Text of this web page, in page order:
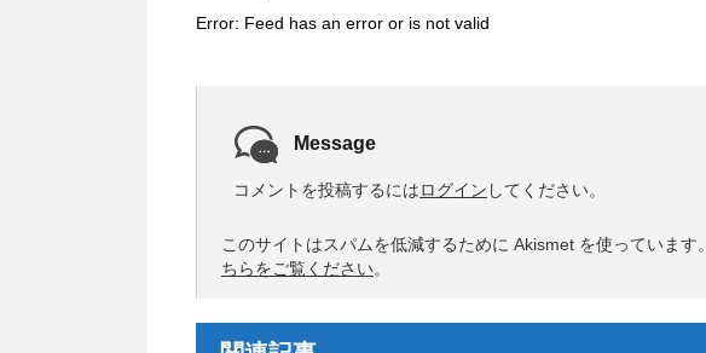
Error: Feed has an error or is not valid
Message
コメントを投稿するにはログイン してください。
このサイトはスパムを低減するために Akismet を使っています。
ちらをご覧ください。